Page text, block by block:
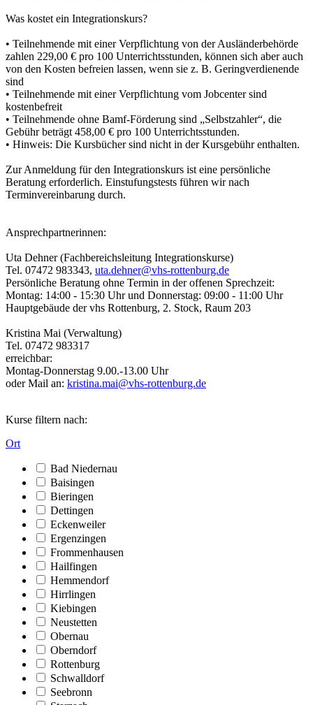
Was kostet ein Integrationskurs?
• Teilnehmende mit einer Verpflichtung von der Ausländerbehörde
zahlen 229,00 € pro 100 Unterrichtsstunden, können sich aber auch
von den Kosten befreien lassen, wenn sie z. B. Geringverdienende
sind
• Teilnehmende mit einer Verpflichtung vom Jobcenter sind
kostenbefreit
• Teilnehmende ohne Bamf-Förderung sind „Selbstzahler“, die
Gebühr beträgt 458,00 € pro 100 Unterrichtsstunden.
• Hinweis: Die Kursbücher sind nicht in der Kursgebühr enthalten.
Zur Anmeldung für den Integrationskurs ist eine persönliche
Beratung erforderlich. Einstufungstests führen wir nach
Terminvereinbarung durch.
Ansprechpartnerinnen:
Uta Dehner (Fachbereichsleitung Integrationskurse)
Tel. 07472 983343, uta.dehner@vhs-rottenburg.de
Persönliche Beratung ohne Termin in der offenen Sprechzeit:
Montag: 14:00 - 15:30 Uhr und Donnerstag: 09:00 - 11:00 Uhr
Hauptgebäude der vhs Rottenburg, 2. Stock, Raum 203
Kristina Mai (Verwaltung)
Tel. 07472 983317
erreichbar:
Montag-Donnerstag 9.00.-13.00 Uhr
oder Mail an: kristina.mai@vhs-rottenburg.de
Kurse filtern nach:
Ort
Bad Niedernau
Baisingen
Bieringen
Dettingen
Eckenweiler
Ergenzingen
Frommenhausen
Hailfingen
Hemmendorf
Hirrlingen
Kiebingen
Neustetten
Obernau
Oberndorf
Rottenburg
Schwalldorf
Seebronn